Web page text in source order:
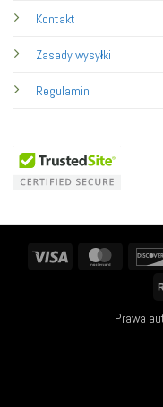
Kontakt
Zasady wysyłki
Regulamin
Prawa